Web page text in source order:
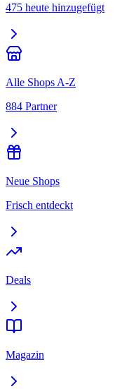
475 heute hinzugefügt
Alle Shops A-Z
884 Partner
Neue Shops
Frisch entdeckt
Deals
Magazin